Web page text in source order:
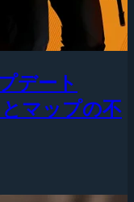
デート
とマップの不